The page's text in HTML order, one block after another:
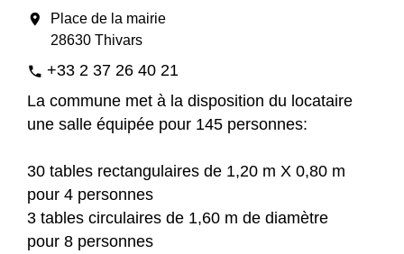
location_on
Place de la mairie
28630 Thivars
phone +33 2 37 26 40 21
La commune met à la disposition du locataire
une salle équipée pour 145 personnes:
30 tables rectangulaires de 1,20 m X 0,80 m
pour 4 personnes
3 tables circulaires de 1,60 m de diamètre
pour 8 personnes